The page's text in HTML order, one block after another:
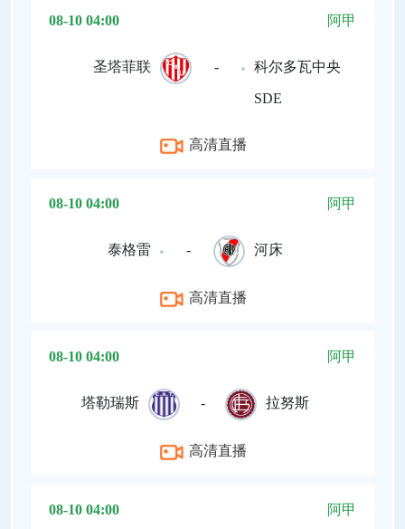
08-10 04:00 阿甲
圣塔菲联 - 科尔多瓦中央
SDE
高清直播
08-10 04:00 阿甲
泰格雷 - 河床
高清直播
08-10 04:00 阿甲
塔勒瑞斯 - 拉努斯
高清直播
08-10 04:00 阿甲